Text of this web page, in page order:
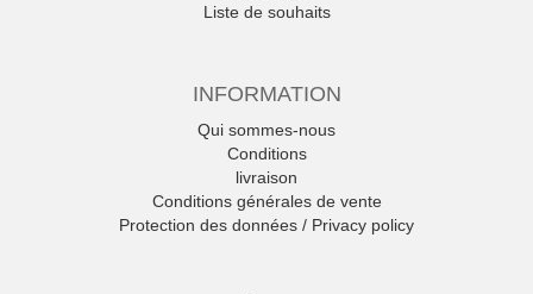
Liste de souhaits
INFORMATION
Qui sommes-nous
Conditions
livraison
Conditions générales de vente
Protection des données / Privacy policy